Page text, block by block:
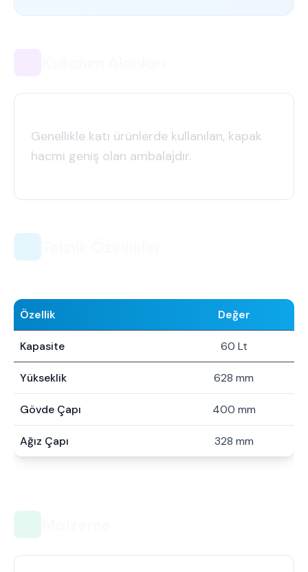
Genellikle katı ürünlerde kullanılan, kapak
hacmi geniş olan ambalajdır.
Özellik Değer
Kapasite 60 Lt
Yükseklik 628 mm
Gövde Çapı 400 mm
Ağız Çapı 328 mm